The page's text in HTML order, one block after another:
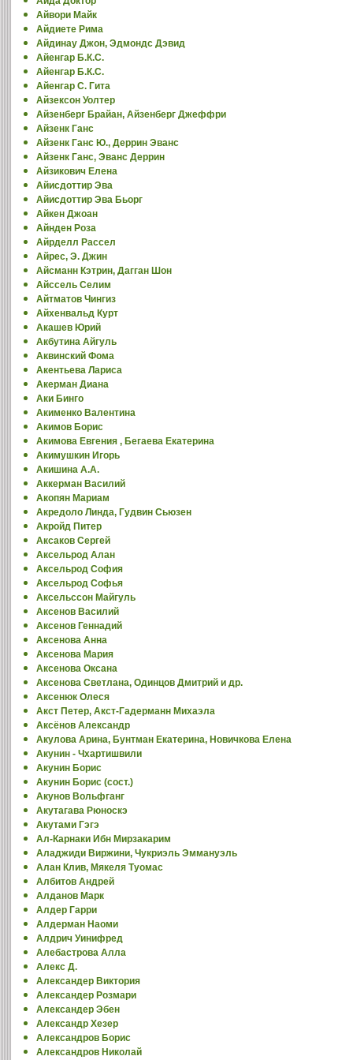
Айвори Майк
Айдиете Рима
Айдинау Джон, Эдмондс Дэвид
Айенгар Б.К.C.
Айенгар Б.К.С.
Айенгар С. Гита
Айзексон Уолтер
Айзенберг Брайан, Айзенберг Джеффри
Айзенк Ганс
Айзенк Ганс Ю., Деррин Эванс
Айзенк Ганс, Эванс Деррин
Айзикович Елена
Айисдоттир Эва
Айисдоттир Эва Бьорг
Айкен Джоан
Айнден Роза
Айрделл Рассел
Айрес, Э. Джин
Айсманн Кэтрин, Дагган Шон
Айссель Селим
Айтматов Чингиз
Айхенвальд Курт
Акашев Юрий
Акбутина Айгуль
Аквинский Фома
Акентьева Лариса
Акерман Диана
Аки Бинго
Акименко Валентина
Акимов Борис
Акимова Евгения , Бегаева Екатерина
Акимушкин Игорь
Акишина А.А.
Аккерман Василий
Акопян Мариам
Акредоло Линда, Гудвин Сьюзен
Акройд Питер
Аксаков Сергей
Аксельрод Алан
Аксельрод София
Аксельрод Софья
Аксельссон Майгуль
Аксенов Василий
Аксенов Геннадий
Аксенова Анна
Аксенова Мария
Аксенова Оксана
Аксенова Светлана, Одинцов Дмитрий и др.
Аксенюк Олеся
Акст Петер, Акст-Гадерманн Михаэла
Аксёнов Александр
Акулова Арина, Бунтман Екатерина, Новичкова Елена
Акунин - Чхартишвили
Акунин Борис
Акунин Борис (сост.)
Акунов Вольфганг
Акутагава Рюноскэ
Акутами Гэгэ
Ал-Карнаки Ибн Мирзакарим
Аладжиди Виржини, Чукриэль Эммануэль
Алан Клив, Мякеля Туомас
Албитов Андрей
Алданов Марк
Алдер Гарри
Алдерман Наоми
Алдрич Уинифред
Алебастрова Алла
Алекс Д.
Александер Виктория
Александер Розмари
Александер Эбен
Александр Хезер
Александров Борис
Александров Николай